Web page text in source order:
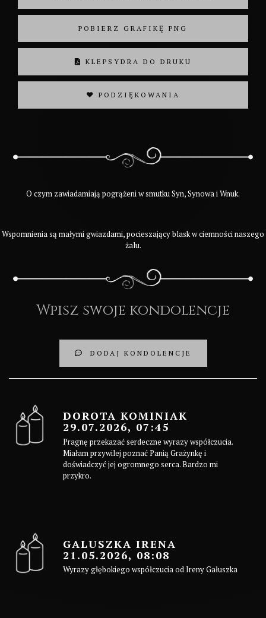
POBIERZ GRAFIKĘ PNG
KLEPSYDRA DO DRUKU
❤ PODZIĘKOWANIA
O czym zawiadamiają pogrążeni w smutku Syn, Synowa i Wnuk.
Wspomnienia są małymi gwiazdami, pocieszający blask w ciemności naszego
żalu.
Wpisz swoje kondolencje
DODAJ KONDOLENCJE
DOROTA KOMINIAK
29.07.2026, 07:45
Pragnę przekazać serdeczne wyrazy współczucia.
Miałam przywilej poznać Panią Grażynkę i
doświadczyć jej ogromnego serca. Bardzo mi
przykro.
GALUSZKA IRENA
21.05.2026, 08:08
Wyrazy głębokiego współczucia od Ireny Gałuszka